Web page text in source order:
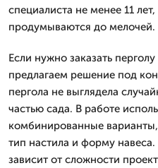
специалиста не менее 11
продумываются до мелочей.
Если нужно заказать
предлагаем решение под
пергола не выглядела
частью сада. В работе
комбинированные
тип настила и форму
зависит от сложности